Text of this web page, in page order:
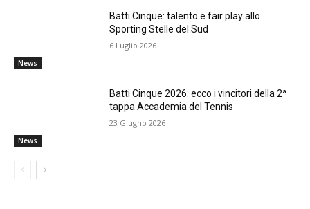
News
Batti Cinque: talento e fair play allo
Sporting Stelle del Sud
6 Luglio 2026
News
Batti Cinque 2026: ecco i vincitori della 2ª
tappa Accademia del Tennis
23 Giugno 2026